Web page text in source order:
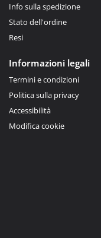
Info sulla spedizione
Stato dell'ordine
Resi
Informazioni legali
Termini e condizioni
Politica sulla privacy
Accessibilità
Modifica cookie